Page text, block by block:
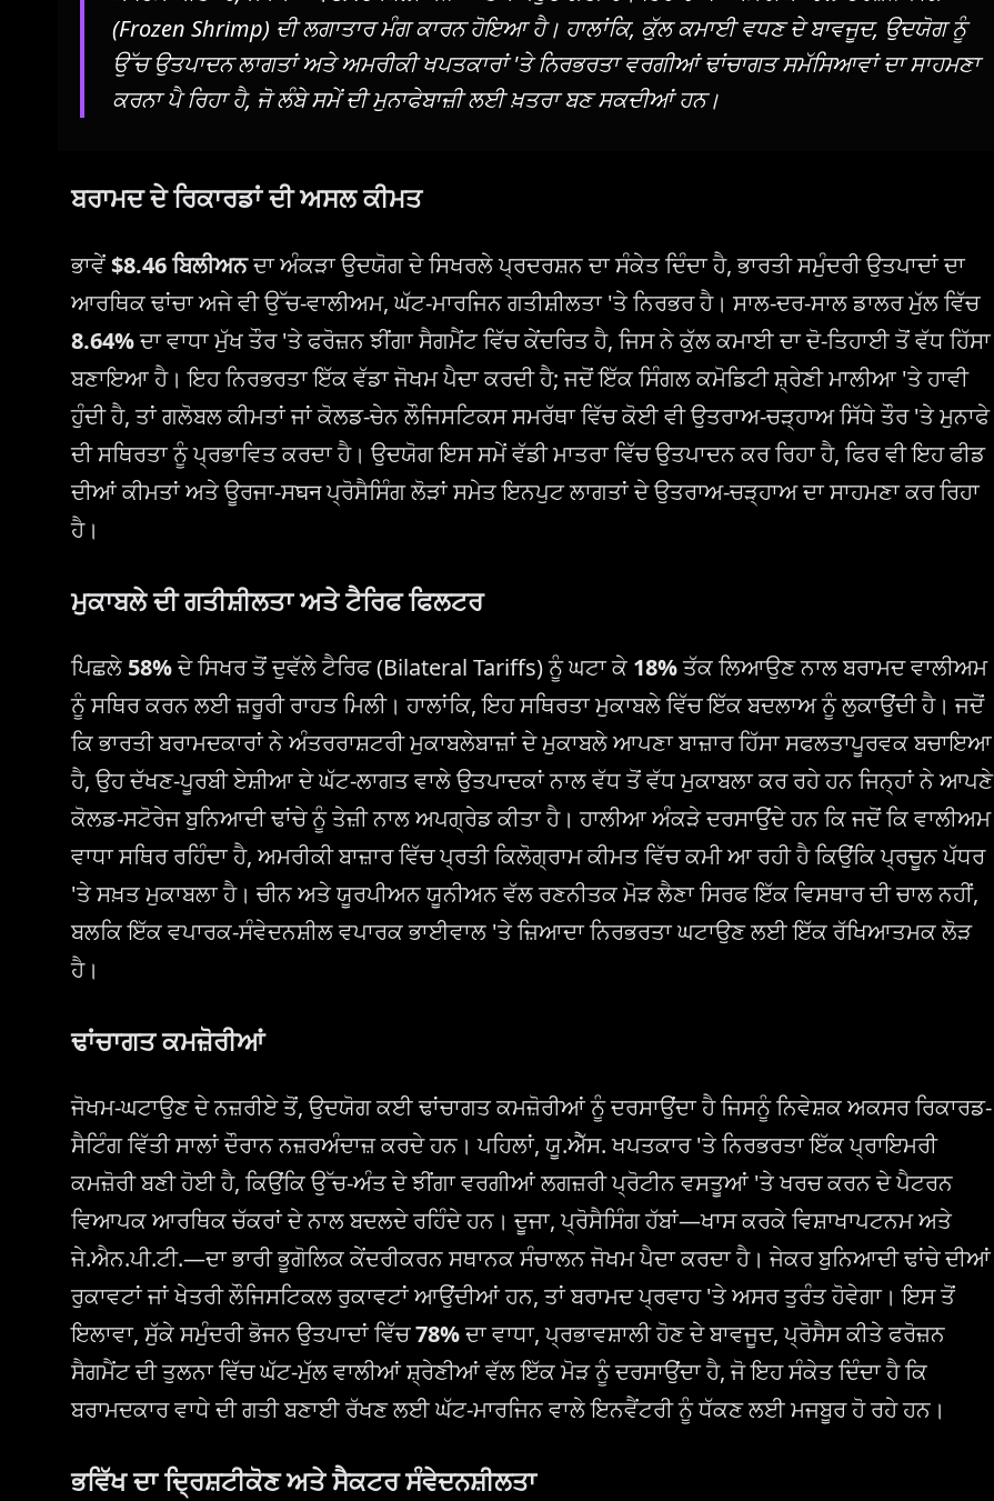
(Frozen Shrimp) ਦੀ ਲਗਾਤਾਰ ਮੰਗ ਕਾਰਨ ਹੋਇਆ ਹੈ। ਹਾਲਾਂਕਿ, ਕੁੱਲ ਕਮਾਈ ਵਧਣ ਦੇ ਬਾਵਜੂਦ, ਉਦਯੋਗ ਨੂੰ
ਉੱਚ ਉਤਪਾਦਨ ਲਾਗਤਾਂ ਅਤੇ ਅਮਰੀਕੀ ਖਪਤਕਾਰਾਂ 'ਤੇ ਨਿਰਭਰਤਾ ਵਰਗੀਆਂ ਢਾਂਚਾਗਤ ਸਮੱਸਿਆਵਾਂ ਦਾ ਸਾਹਮਣਾ
ਕਰਨਾ ਪੈ ਰਿਹਾ ਹੈ, ਜੋ ਲੰਬੇ ਸਮੇਂ ਦੀ ਮੁਨਾਫੇਬਾਜ਼ੀ ਲਈ ਖ਼ਤਰਾ ਬਣ ਸਕਦੀਆਂ ਹਨ।
ਬਰਾਮਦ ਦੇ ਰਿਕਾਰਡਾਂ ਦੀ ਅਸਲ ਕੀਮਤ
ਭਾਵੇਂ$8.46 ਬਿਲੀਅਨਦਾ ਅੰਕੜਾ ਉਦਯੋਗ ਦੇ ਸਿਖਰਲੇ ਪ੍ਰਦਰਸ਼ਨ ਦਾ ਸੰਕੇਤ ਦਿੰਦਾ ਹੈ, ਭਾਰਤੀ ਸਮੁੰਦਰੀ ਉਤਪਾਦਾਂ ਦਾ
ਆਰਥਿਕ ਢਾਂਚਾ ਅਜੇ ਵੀ ਉੱਚ-ਵਾਲੀਅਮ, ਘੱਟ-ਮਾਰਜਿਨ ਗਤੀਸ਼ੀਲਤਾ 'ਤੇ ਨਿਰਭਰ ਹੈ। ਸਾਲ-ਦਰ-ਸਾਲ ਡਾਲਰ ਮੁੱਲ ਵਿੱਚ
8.64%ਦਾ ਵਾਧਾ ਮੁੱਖ ਤੌਰ 'ਤੇ ਫਰੋਜ਼ਨ ਝੀਂਗਾ ਸੈਗਮੈਂਟ ਵਿੱਚ ਕੇਂਦਰਿਤ ਹੈ, ਜਿਸ ਨੇ ਕੁੱਲ ਕਮਾਈ ਦਾ ਦੋ-ਤਿਹਾਈ ਤੋਂ ਵੱਧ ਹਿੱਸਾ
ਬਣਾਇਆ ਹੈ। ਇਹ ਨਿਰਭਰਤਾ ਇੱਕ ਵੱਡਾ ਜੋਖਮ ਪੈਦਾ ਕਰਦੀ ਹੈ; ਜਦੋਂ ਇੱਕ ਸਿੰਗਲ ਕਮੋਡਿਟੀ ਸ਼੍ਰੇਣੀ ਮਾਲੀਆ 'ਤੇ ਹਾਵੀ
ਹੁੰਦੀ ਹੈ, ਤਾਂ ਗਲੋਬਲ ਕੀਮਤਾਂ ਜਾਂ ਕੋਲਡ-ਚੇਨ ਲੌਜਿਸਟਿਕਸ ਸਮਰੱਥਾ ਵਿੱਚ ਕੋਈ ਵੀ ਉਤਰਾਅ-ਚੜ੍ਹਾਅ ਸਿੱਧੇ ਤੌਰ 'ਤੇ ਮੁਨਾਫੇ
ਦੀ ਸਥਿਰਤਾ ਨੂੰ ਪ੍ਰਭਾਵਿਤ ਕਰਦਾ ਹੈ। ਉਦਯੋਗ ਇਸ ਸਮੇਂ ਵੱਡੀ ਮਾਤਰਾ ਵਿੱਚ ਉਤਪਾਦਨ ਕਰ ਰਿਹਾ ਹੈ, ਫਿਰ ਵੀ ਇਹ ਫੀਡ
ਦੀਆਂ ਕੀਮਤਾਂ ਅਤੇ ਊਰਜਾ-ਸघन ਪ੍ਰੋਸੈਸਿੰਗ ਲੋੜਾਂ ਸਮੇਤ ਇਨਪੁਟ ਲਾਗਤਾਂ ਦੇ ਉਤਰਾਅ-ਚੜ੍ਹਾਅ ਦਾ ਸਾਹਮਣਾ ਕਰ ਰਿਹਾ
ਹੈ।
ਮੁਕਾਬਲੇ ਦੀ ਗਤੀਸ਼ੀਲਤਾ ਅਤੇ ਟੈਰਿਫ ਫਿਲਟਰ
ਪਿਛਲੇ 58%ਦੇ ਸਿਖਰ ਤੋਂ ਦੁਵੱਲੇ ਟੈਰਿਫ (Bilateral Tariffs) ਨੂੰ ਘਟਾ ਕੇ 18%ਤੱਕ ਲਿਆਉਣ ਨਾਲ ਬਰਾਮਦ ਵਾਲੀਅਮ
ਨੂੰ ਸਥਿਰ ਕਰਨ ਲਈ ਜ਼ਰੂਰੀ ਰਾਹਤ ਮਿਲੀ। ਹਾਲਾਂਕਿ, ਇਹ ਸਥਿਰਤਾ ਮੁਕਾਬਲੇ ਵਿੱਚ ਇੱਕ ਬਦਲਾਅ ਨੂੰ ਲੁਕਾਉਂਦੀ ਹੈ। ਜਦੋਂ
ਕਿ ਭਾਰਤੀ ਬਰਾਮਦਕਾਰਾਂ ਨੇ ਅੰਤਰਰਾਸ਼ਟਰੀ ਮੁਕਾਬਲੇਬਾਜ਼ਾਂ ਦੇ ਮੁਕਾਬਲੇ ਆਪਣਾ ਬਾਜ਼ਾਰ ਹਿੱਸਾ ਸਫਲਤਾਪੂਰਵਕ ਬਚਾਇਆ
ਹੈ, ਉਹ ਦੱਖਣ-ਪੂਰਬੀ ਏਸ਼ੀਆ ਦੇ ਘੱਟ-ਲਾਗਤ ਵਾਲੇ ਉਤਪਾਦਕਾਂ ਨਾਲ ਵੱਧ ਤੋਂ ਵੱਧ ਮੁਕਾਬਲਾ ਕਰ ਰਹੇ ਹਨ ਜਿਨ੍ਹਾਂ ਨੇ ਆਪਣੇ
ਕੋਲਡ-ਸਟੋਰੇਜ ਬੁਨਿਆਦੀ ਢਾਂਚੇ ਨੂੰ ਤੇਜ਼ੀ ਨਾਲ ਅਪਗ੍ਰੇਡ ਕੀਤਾ ਹੈ। ਹਾਲੀਆ ਅੰਕੜੇ ਦਰਸਾਉਂਦੇ ਹਨ ਕਿ ਜਦੋਂ ਕਿ ਵਾਲੀਅਮ
ਵਾਧਾ ਸਥਿਰ ਰਹਿੰਦਾ ਹੈ, ਅਮਰੀਕੀ ਬਾਜ਼ਾਰ ਵਿੱਚ ਪ੍ਰਤੀ ਕਿਲੋਗ੍ਰਾਮ ਕੀਮਤ ਵਿੱਚ ਕਮੀ ਆ ਰਹੀ ਹੈ ਕਿਉਂਕਿ ਪ੍ਰਚੂਨ ਪੱਧਰ
'ਤੇ ਸਖ਼ਤ ਮੁਕਾਬਲਾ ਹੈ। ਚੀਨ ਅਤੇ ਯੂਰਪੀਅਨ ਯੂਨੀਅਨ ਵੱਲ ਰਣਨੀਤਕ ਮੋੜ ਲੈਣਾ ਸਿਰਫ ਇੱਕ ਵਿਸਥਾਰ ਦੀ ਚਾਲ ਨਹੀਂ,
ਬਲਕਿ ਇੱਕ ਵਪਾਰਕ-ਸੰਵੇਦਨਸ਼ੀਲ ਵਪਾਰਕ ਭਾਈਵਾਲ 'ਤੇ ਜ਼ਿਆਦਾ ਨਿਰਭਰਤਾ ਘਟਾਉਣ ਲਈ ਇੱਕ ਰੱਖਿਆਤਮਕ ਲੋੜ
ਹੈ।
ਢਾਂਚਾਗਤ ਕਮਜ਼ੋਰੀਆਂ
ਜੋਖਮ-ਘਟਾਉਣ ਦੇ ਨਜ਼ਰੀਏ ਤੋਂ, ਉਦਯੋਗ ਕਈ ਢਾਂਚਾਗਤ ਕਮਜ਼ੋਰੀਆਂ ਨੂੰ ਦਰਸਾਉਂਦਾ ਹੈ ਜਿਸਨੂੰ ਨਿਵੇਸ਼ਕ ਅਕਸਰ ਰਿਕਾਰਡ-
ਸੈਟਿੰਗ ਵਿੱਤੀ ਸਾਲਾਂ ਦੌਰਾਨ ਨਜ਼ਰਅੰਦਾਜ਼ ਕਰਦੇ ਹਨ। ਪਹਿਲਾਂ, ਯੂ.ਐੱਸ. ਖਪਤਕਾਰ 'ਤੇ ਨਿਰਭਰਤਾ ਇੱਕ ਪ੍ਰਾਇਮਰੀ
ਕਮਜ਼ੋਰੀ ਬਣੀ ਹੋਈ ਹੈ, ਕਿਉਂਕਿ ਉੱਚ-ਅੰਤ ਦੇ ਝੀਂਗਾ ਵਰਗੀਆਂ ਲਗਜ਼ਰੀ ਪ੍ਰੋਟੀਨ ਵਸਤੂਆਂ 'ਤੇ ਖਰਚ ਕਰਨ ਦੇ ਪੈਟਰਨ
ਵਿਆਪਕ ਆਰਥਿਕ ਚੱਕਰਾਂ ਦੇ ਨਾਲ ਬਦਲਦੇ ਰਹਿੰਦੇ ਹਨ। ਦੂਜਾ, ਪ੍ਰੋਸੈਸਿੰਗ ਹੱਬਾਂ—ਖਾਸ ਕਰਕੇ ਵਿਸ਼ਾਖਾਪਟਨਮ ਅਤੇ
ਜੇ.ਐਨ.ਪੀ.ਟੀ.—ਦਾ ਭਾਰੀ ਭੂਗੋਲਿਕ ਕੇਂਦਰੀਕਰਨ ਸਥਾਨਕ ਸੰਚਾਲਨ ਜੋਖਮ ਪੈਦਾ ਕਰਦਾ ਹੈ। ਜੇਕਰ ਬੁਨਿਆਦੀ ਢਾਂਚੇ ਦੀਆਂ
ਰੁਕਾਵਟਾਂ ਜਾਂ ਖੇਤਰੀ ਲੌਜਿਸਟਿਕਲ ਰੁਕਾਵਟਾਂ ਆਉਂਦੀਆਂ ਹਨ, ਤਾਂ ਬਰਾਮਦ ਪ੍ਰਵਾਹ 'ਤੇ ਅਸਰ ਤੁਰੰਤ ਹੋਵੇਗਾ। ਇਸ ਤੋਂ
ਇਲਾਵਾ, ਸੁੱਕੇ ਸਮੁੰਦਰੀ ਭੋਜਨ ਉਤਪਾਦਾਂ ਵਿੱਚ78%ਦਾ ਵਾਧਾ, ਪ੍ਰਭਾਵਸ਼ਾਲੀ ਹੋਣ ਦੇ ਬਾਵਜੂਦ, ਪ੍ਰੋਸੈਸ ਕੀਤੇ ਫਰੋਜ਼ਨ
ਸੈਗਮੈਂਟ ਦੀ ਤੁਲਨਾ ਵਿੱਚ ਘੱਟ-ਮੁੱਲ ਵਾਲੀਆਂ ਸ਼੍ਰੇਣੀਆਂ ਵੱਲ ਇੱਕ ਮੋੜ ਨੂੰ ਦਰਸਾਉਂਦਾ ਹੈ, ਜੋ ਇਹ ਸੰਕੇਤ ਦਿੰਦਾ ਹੈ ਕਿ
ਬਰਾਮਦਕਾਰ ਵਾਧੇ ਦੀ ਗਤੀ ਬਣਾਈ ਰੱਖਣ ਲਈ ਘੱਟ-ਮਾਰਜਿਨ ਵਾਲੇ ਇਨਵੈਂਟਰੀ ਨੂੰ ਧੱਕਣ ਲਈ ਮਜਬੂਰ ਹੋ ਰਹੇ ਹਨ।
ਭਵਿੱਖ ਦਾ ਦ੍ਰਿਸ਼ਟੀਕੋਣ ਅਤੇ ਸੈਕਟਰ ਸੰਵੇਦਨਸ਼ੀਲਤਾ